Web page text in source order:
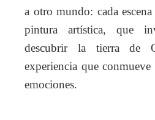
a otro mundo: cada
pintura artística, que
descubrir la tierra de
experiencia que
emociones.